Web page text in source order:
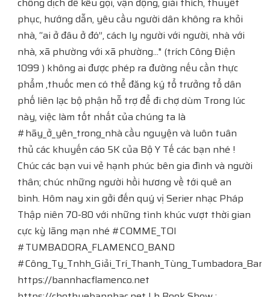
phục, hướng dẫn, yêu cầu người dân không ra khỏi
nhà, “ai ở đâu ở đó”, cách ly người với người, nhà với
nhà, xã phường với xã phường..." (trích Công Điện
1099 ) không ai được phép ra đường nếu cần thực
phẩm ,thuốc men có thể đăng ký tổ trưởng tổ dân
phố liên lạc bộ phận hỗ trợ để đi chợ dùm Trong lúc
này, việc làm tốt nhất của chúng ta là
#hãy_ở_yên_trong_nhà cầu nguyện và luôn tuân
thủ các khuyến cáo 5K của Bộ Y Tế các bạn nhé !
Chúc các bạn vui vẻ hạnh phúc bên gia đình và người
thân; chúc những người hồi hương về tới quê an
bình. Hôm nay xin gởi đến quý vị Serier nhạc Pháp
Thập niên 70-80 với những tình khúc vượt thời gian
cực kỳ lãng mạn nhé #COMME_TOI
#TUMBADORA_FLAMENCO_BAND​​​​
#Công_Ty_Tnhh_Giải_Trí_Thanh_Tùng_Tumbadora_Band​​​​
https://bannhacflamenco.net​​​​